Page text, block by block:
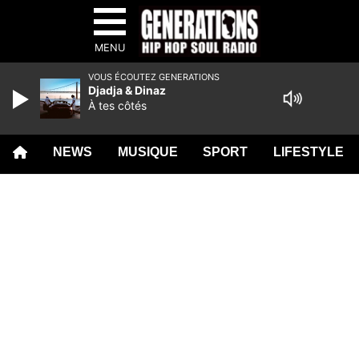
MENU
NEWS MUSIQUE SPORT LIFESTYLE
VOUS ÉCOUTEZ GENERATIONS
Djadja & Dinaz
À tes côtés